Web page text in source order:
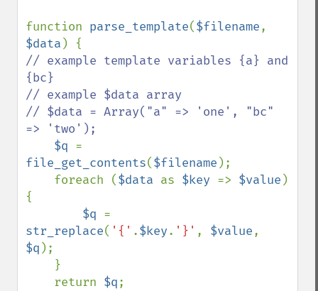
function parse_template($filename
$data
// example template variables {a} and
{bc}
// example $data array
// $data = Array("a" => 'one', "bc"
=> 'two');
$q
file_get_contents($filename );
    foreach (
$data as $key => $value )
{
$q
str_replace( '{' .$key. '}' , $value
$q );
    return
$q;